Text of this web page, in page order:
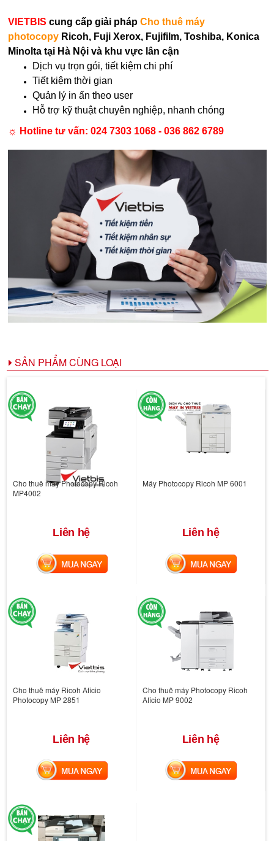
VIETBIS cung cấp giải pháp Cho thuê máy
photocopy Ricoh, Fuji Xerox, Fujifilm, Toshiba, Konica
Minolta tại Hà Nội và khu vực lân cận
Dịch vụ trọn gói, tiết kiệm chi phí
Tiết kiệm thời gian
Quản lý in ấn theo user
Hỗ trợ kỹ thuật chuyên nghiệp, nhanh chóng
☼ Hotline tư vấn: 024 7303 1068 - 036 862 6789
SẢN PHẨM CÙNG LOẠI
Cho thuê máy Photocopy Ricoh
MP4002
Liên hệ
MUA NGAY
Máy Photocopy Ricoh MP 6001
Liên hệ
MUA NGAY
Cho thuê máy Ricoh Aficio
Photocopy MP 2851
Liên hệ
MUA NGAY
Cho thuê máy Photocopy Ricoh
Aficio MP 9002
Liên hệ
MUA NGAY